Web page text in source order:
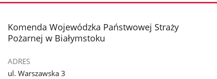
stopka
Komenda Wojewódzka Państwowej Straży
Pożarnej w Białymstoku
ADRES
ul. Warszawska 3